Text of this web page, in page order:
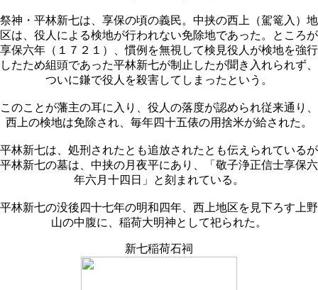
祭神・平林新七は、享保の頃の義民。中挟の西上（駕篭入）地
区は、役人による検地が行われない免除地であった。ところが
享保六年（１７２１）、慣例を無視して検見役人が検地を強行
したため組頭であった平林新七が制止したが聞き入れられず、
ついに鎌で役人を殺害してしまったという。
このことが藩主の耳に入り、役人の落度が認められ従来通り、
西上の検地は免除され、毎年四十五俵の用捨米が給された。
平林新七は、処刑されたとも追放されたとも伝えられているが
平林新七の墓は、中挟の月夜平にあり、「敬子浄正信士享保六
年六月十四日」と刻まれている。
平林新七の没後四十七年の明和四年、西上地区を見下ろす上野
山の中腹に、稲荷大明神として祀られた。
新七稲荷石祠